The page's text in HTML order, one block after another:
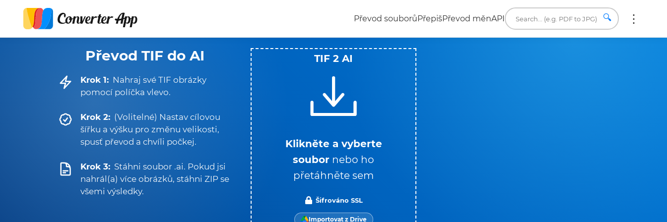
Převod souborůPřepišPřevod měnAPI 🔍
Převod TIF do AI
Krok 1: Nahraj své TIF obrázky
pomocí políčka vlevo.
Krok 2: (Volitelné) Nastav cílovou
šířku a výšku pro změnu velikosti,
spusť převod a chvíli počkej.
Krok 3: Stáhni soubor .ai. Pokud jsi
nahrál(a) více obrázků, stáhni ZIP se
všemi výsledky.
TIF 2 AI
Klikněte a vyberte
soubor nebo ho
přetáhněte sem
Šifrováno SSL
Importovat z Drive